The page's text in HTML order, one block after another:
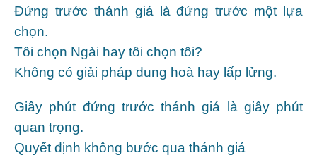
Ðứng trước thánh giá là đứng trước một lựa
chọn.
Tôi chọn Ngài hay tôi chọn tôi?
Không có giải pháp dung hoà hay lấp lửng.
Giây phút đứng trước thánh giá là giây phút
quan trọng.
Quyết định không bước qua thánh giá